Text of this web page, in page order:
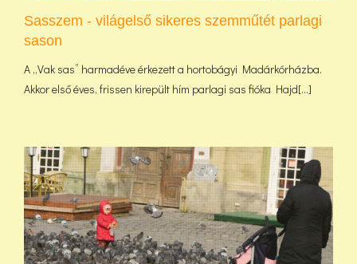
Sasszem - világelső sikeres szemműtét parlagi
sason
A „Vak sas” harmadéve érkezett a hortobágyi Madárkórházba.
Akkor első éves, frissen kirepült hím parlagi sas fióka Hajd[...]